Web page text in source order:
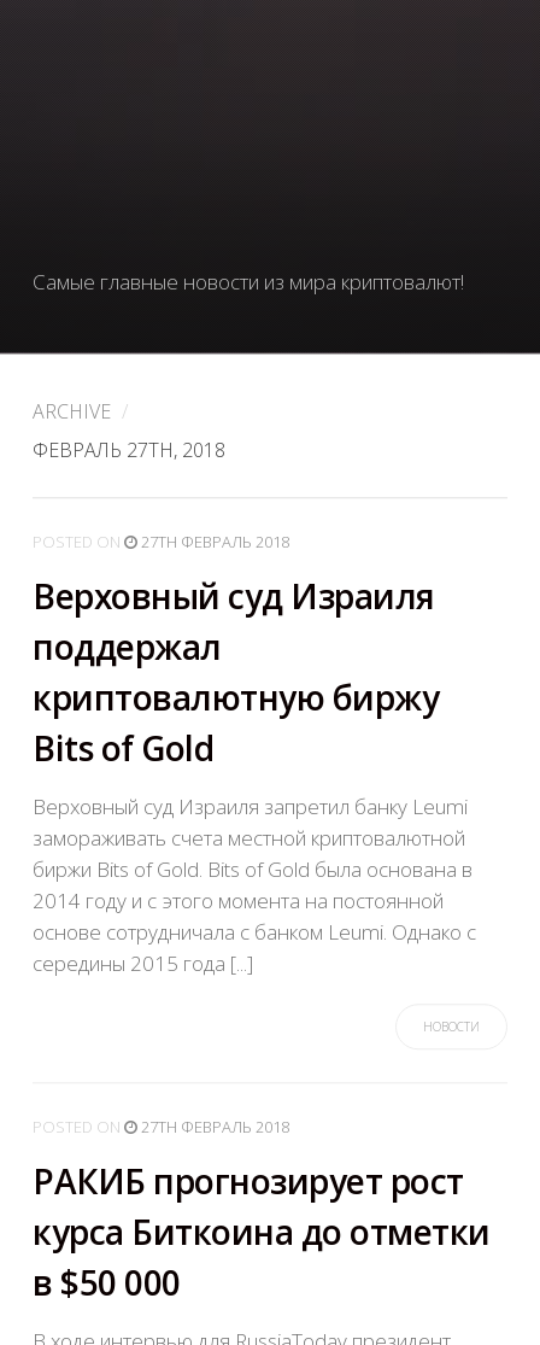
Самые главные новости из мира криптовалют!
ARCHIVE /
ФЕВРАЛЬ 27TH, 2018
POSTED ON 27TH ФЕВРАЛЬ 2018
Верховный суд Израиля
поддержал
криптовалютную биржу
Bits of Gold
Верховный суд Израиля запретил банку Leumi
замораживать счета местной криптовалютной
биржи Bits of Gold. Bits of Gold была основана в
2014 году и с этого момента на постоянной
основе сотрудничала с банком Leumi. Однако с
середины 2015 года [...]
НОВОСТИ
POSTED ON 27TH ФЕВРАЛЬ 2018
РАКИБ прогнозирует рост
курса Биткоина до отметки
в $50 000